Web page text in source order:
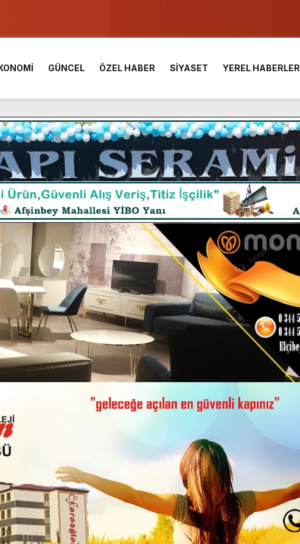
Yüksek Okulunda görev değişimi!
Hazırlık Kursu başvurularında son gün 7 Ağustos.
En Zorlu Etap Tamamlandı.
Ezgileriyle Şenlendi.
Filistin Konvoyu, güçlenerek ilerliyor.
Sahne Alacak.
GÜNCEL ÖZEL HABER SİYASET YEREL HABERLER